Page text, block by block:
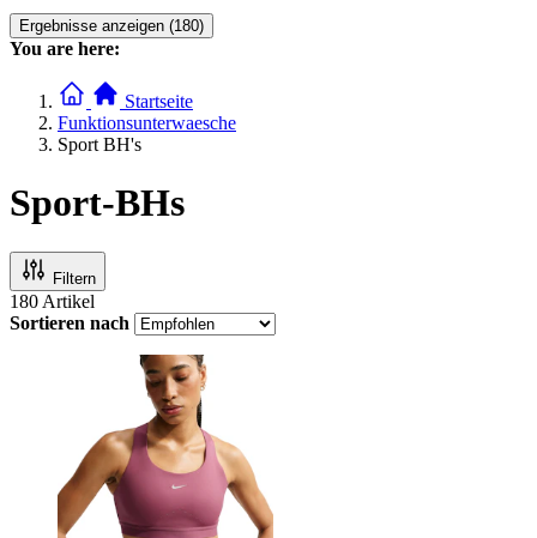
Ergebnisse anzeigen (180)
You are here:
Startseite
Funktionsunterwaesche
Sport BH's
Sport-BHs
Filtern
180 Artikel
Sortieren nach